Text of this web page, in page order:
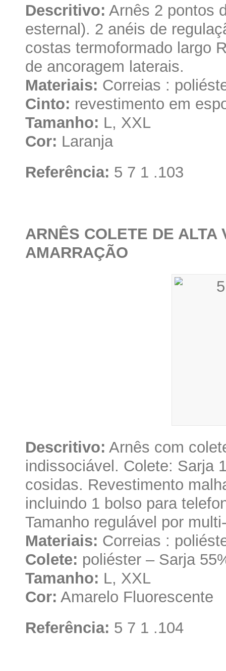
Descritivo: Arnês 2 pontos
esternal). 2 anéis de
costas termoformado largo
de ancoragem laterais.
Materiais: Correias :
Cinto: revestimento em
Tamanho: L, XXL
Cor: Laranja
Referência: 5 7 1 .103
ARNÊS COLETE DE ALTA
AMARRAÇÃO
Descritivo: Arnês com
indissociável. Colete: Sarja
cosidas. Revestimento
incluindo 1 bolso para
Tamanho regulável por
Materiais: Correias :
Colete: poliéster – Sarja
Tamanho: L, XXL
Cor: Amarelo Fluorescente
Referência: 5 7 1 .104